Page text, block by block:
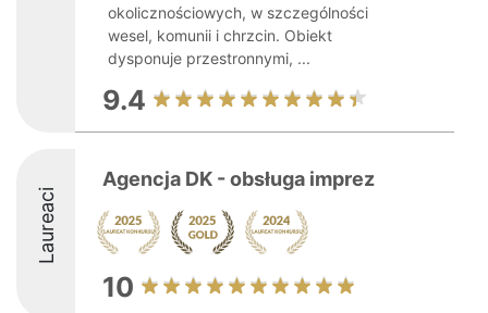
okolicznościowych, w szczególności
wesel, komunii i chrzcin. Obiekt
dysponuje przestronnymi, ...
9.4
Laureaci
Agencja DK - obsługa imprez
10